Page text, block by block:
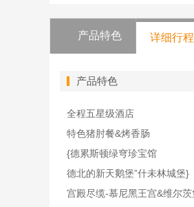
产品特色 详细行程
产品特色
全程五星级酒店
特色猪肘餐&烤香肠
{德累斯顿绿穹珍宝馆
德北的新天鹅堡”什未林城堡}
宫殿尽缆-慕尼黑王宫&维尔